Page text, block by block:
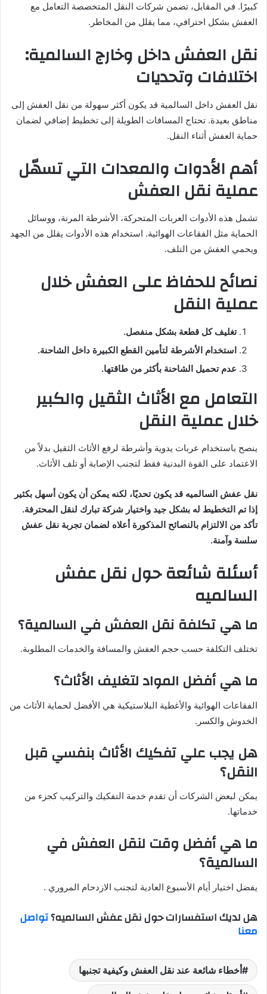
كبيرًا. في المقابل، تضمن شركات النقل المتخصصة التعامل مع
العفش بشكل احترافي، مما يقلل من المخاطر.
نقل العفش داخل وخارج السالمية:
اختلافات وتحديات
نقل العفش داخل السالمية قد يكون أكثر سهولة من نقل العفش إلى
مناطق بعيدة. تحتاج المسافات الطويلة إلى تخطيط إضافي لضمان
حماية العفش أثناء النقل.
أهم الأدوات والمعدات التي تسهّل
عملية نقل العفش
تشمل هذه الأدوات العربات المتحركة، الأشرطة المرنة، ووسائل
الحماية مثل الفقاعات الهوائية. استخدام هذه الأدوات يقلل من الجهد
ويحمي العفش من التلف.
نصائح للحفاظ على العفش خلال
عملية النقل
تغليف كل قطعة بشكل منفصل.
استخدام الأشرطة لتأمين القطع الكبيرة داخل الشاحنة.
عدم تحميل الشاحنة بأكثر من طاقتها.
التعامل مع الأثاث الثقيل والكبير
خلال عملية النقل
ينصح باستخدام عربات يدوية وأشرطة لرفع الأثاث الثقيل بدلاً من
الاعتماد على القوة البدنية فقط لتجنب الإصابة أو تلف الأثاث.
نقل عفش السالميه قد يكون تحديًا، لكنه يمكن أن يكون أسهل بكثير
إذا تم التخطيط له بشكل جيد واختيار شركة تبارك لنقل المحترفة.
تأكد من الالتزام بالنصائح المذكورة أعلاه لضمان تجربة نقل عفش
سلسة وآمنة.
أسئلة شائعة حول نقل عفش
السالميه
ما هي تكلفة نقل العفش في السالمية؟
تختلف التكلفة حسب حجم العفش والمسافة والخدمات المطلوبة.
ما هي أفضل المواد لتغليف الأثاث؟
الفقاعات الهوائية والأغطية البلاستيكية هي الأفضل لحماية الأثاث من
الخدوش والكسر.
هل يجب علي تفكيك الأثاث بنفسي قبل
النقل؟
يمكن لبعض الشركات أن تقدم خدمة التفكيك والتركيب كجزء من
خدماتها.
ما هي أفضل وقت لنقل العفش في
السالمية؟
يفضل اختيار أيام الأسبوع العادية لتجنب الازدحام المروري .
هل لديك استفسارات حولنقل عفش السالميه؟تواصل
معنا
أخطاء شائعة عند نقل العفش وكيفية تجنبها